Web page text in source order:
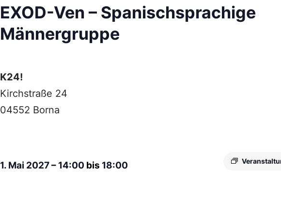
EXOD-Ven – Spanischsprachige
Männergruppe
K24!
Kirchstraße 24
04552 Borna
1. Mai 2027– 14:00 bis 18:00